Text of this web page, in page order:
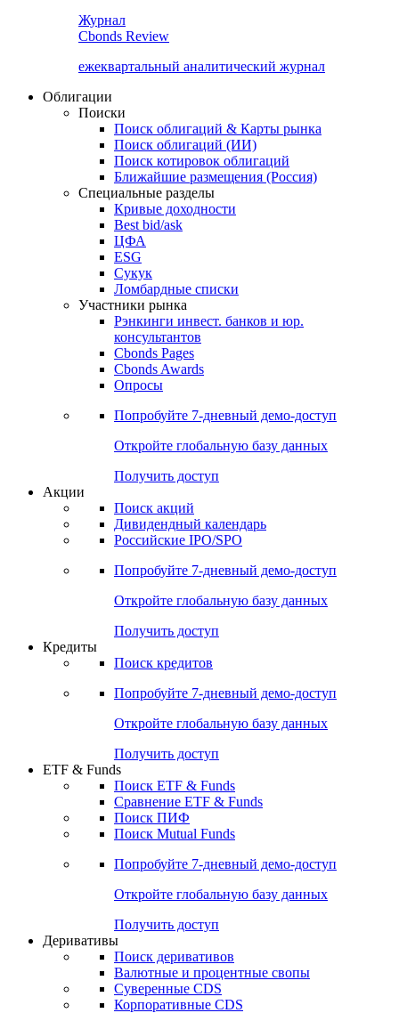
Журнал
Cbonds Review
ежеквартальный аналитический журнал
Облигации
Поиски
Поиск облигаций & Карты рынка
Поиск облигаций (ИИ)
Поиск котировок облигаций
Ближайшие размещения (Россия)
Специальные разделы
Кривые доходности
Best bid/ask
ЦФА
ESG
Сукук
Ломбардные списки
Участники рынка
Рэнкинги инвест. банков и юр.
консультантов
Cbonds Pages
Cbonds Awards
Опросы
Попробуйте 7-дневный демо-доступ
Откройте глобальную базу данных
Получить доступ
Акции
Поиск акций
Дивидендный календарь
Российские IPO/SPO
Попробуйте 7-дневный демо-доступ
Откройте глобальную базу данных
Получить доступ
Кредиты
Поиск кредитов
Попробуйте 7-дневный демо-доступ
Откройте глобальную базу данных
Получить доступ
ETF & Funds
Поиск ETF & Funds
Сравнение ETF & Funds
Поиск ПИФ
Поиск Mutual Funds
Попробуйте 7-дневный демо-доступ
Откройте глобальную базу данных
Получить доступ
Деривативы
Поиск деривативов
Валютные и процентные свопы
Суверенные CDS
Корпоративные CDS